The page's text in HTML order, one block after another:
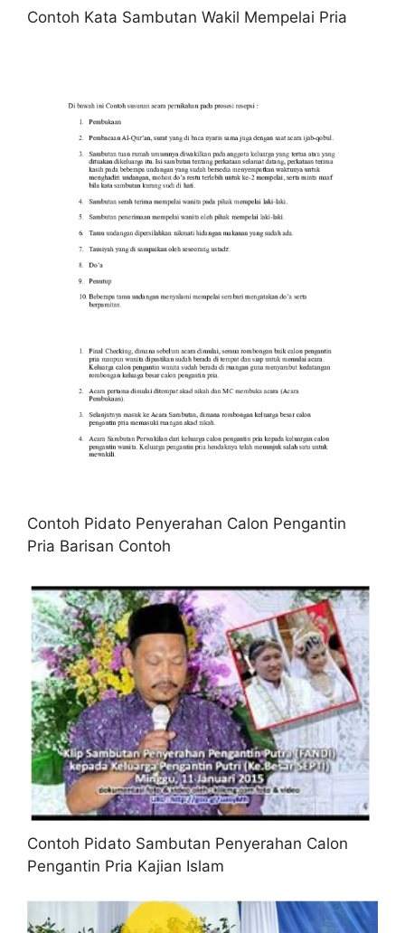
Contoh Kata Sambutan Wakil Mempelai Pria
Contoh Pidato Penyerahan Calon Pengantin
Pria Barisan Contoh
Contoh Pidato Sambutan Penyerahan Calon
Pengantin Pria Kajian Islam